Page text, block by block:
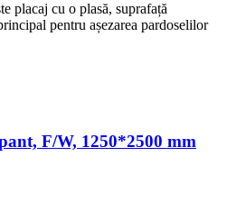
placaj cu o plasă, suprafață
pentru așezarea pardoselilor
F/W, 1250*2500 mm